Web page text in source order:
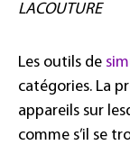
LACOUTURE
Les outils de
catégories. La
appareils sur
comme s’il se